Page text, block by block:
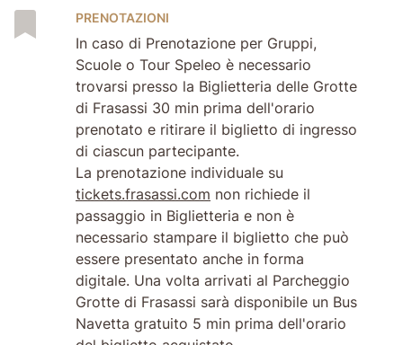
PRENOTAZIONI
In caso di Prenotazione per Gruppi,
Scuole o Tour Speleo è necessario
trovarsi presso la Biglietteria delle Grotte
di Frasassi 30 min prima dell'orario
prenotato e ritirare il biglietto di ingresso
di ciascun partecipante.
La prenotazione individuale su
tickets.frasassi.com non richiede il
passaggio in Biglietteria e non è
necessario stampare il biglietto che può
essere presentato anche in forma
digitale. Una volta arrivati al Parcheggio
Grotte di Frasassi sarà disponibile un Bus
Navetta gratuito 5 min prima dell'orario